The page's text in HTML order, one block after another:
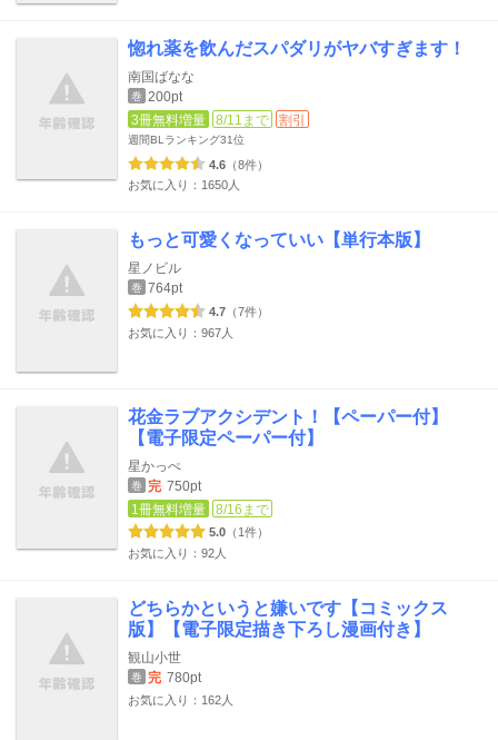
惚れ薬を飲んだスパダリがヤバすぎます！
南国ばなな
巻
200pt
3冊無料増量
8/11まで 割引
週間BLランキング31位
4.6 （8件）
お気に入り：1650人
もっと可愛くなっていい【単行本版】
星ノビル
巻 764pt
4.7 （7件）
お気に入り：967人
花金ラブアクシデント！【ペーパー付】
【電子限定ペーパー付】
星かっぺ
巻 完 750pt
1冊無料増量
8/16まで
5.0 （1件）
お気に入り：92人
どちらかというと嫌いです【コミックス
版】【電子限定描き下ろし漫画付き】
観山小世
巻 完 780pt
お気に入り：162人